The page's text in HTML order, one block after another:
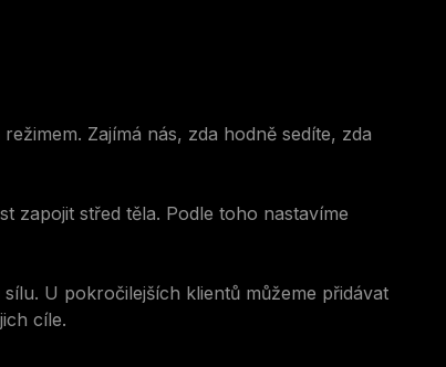
Zajímá nás, zda hodně sedíte, zda
zapojit střed těla. Podle toho nastavíme
U pokročilejších klientů můžeme přidávat
cíle.